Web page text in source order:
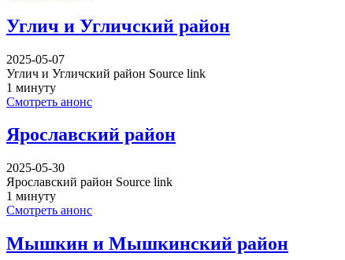
Углич и Угличский район
2025-05-07
Углич и Угличский район Source link
1 минуту
Смотреть анонс
Ярославский район
2025-05-30
Ярославский район Source link
1 минуту
Смотреть анонс
Мышкин и Мышкинский район